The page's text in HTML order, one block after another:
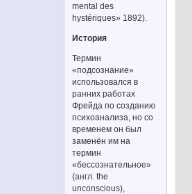
mental des
hystériques» 1892).
История
Термин
«подсознание»
использовался в
ранних работах
Фрейда по созданию
психоанализа, но со
временем он был
заменён им на
термин
«бессознательное»
(англ. the
unconscious),